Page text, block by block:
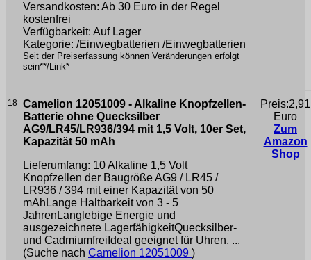
Versandkosten: Ab 30 Euro in der Regel
kostenfrei
Verfügbarkeit: Auf Lager
Kategorie: /Einwegbatterien /Einwegbatterien
Seit der Preiserfassung können Veränderungen erfolgt
sein**/Link*
18
Camelion 12051009 - Alkaline Knopfzellen-
Batterie ohne Quecksilber
AG9/LR45/LR936/394 mit 1,5 Volt, 10er Set,
Kapazität 50 mAh
Lieferumfang: 10 Alkaline 1,5 Volt
Knopfzellen der Baugröße AG9 / LR45 /
LR936 / 394 mit einer Kapazität von 50
mAhLange Haltbarkeit von 3 - 5
JahrenLanglebige Energie und
ausgezeichnete LagerfähigkeitQuecksilber-
und CadmiumfreiIdeal geeignet für Uhren, ...
(Suche nach Camelion 12051009 )
Preis:2,91
Euro
Zum
Amazon
Shop